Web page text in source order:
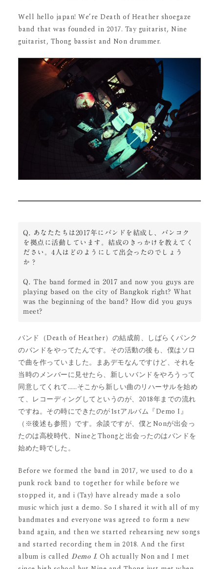
Well hello japan! We’re Death of Heather shoegaze
band that was founded in 2017. Tay guitarist, Nine
guitarist, Thong bassist and Non drummer.
Q. あなたたちは2017年にバンドを結成し、バンコク
を拠点に活動しています。結成のきっかけを教えてく
ださい。4人はどのようにして出会ったのでしょう
か？
Q. The band formed in 2017 and now you guys are
playing based on the city of Bangkok right? What
was the beginning of the band? How did you guys
meet?
バンド（Death of Heather）の結成前、しばらくパンク
のバンドをやってたんです。その活動の後も、僕はソロ
で曲を作っていました。まあデモなんですけど、それを
当時のメンバーに見せたら、新しいバンドをやろうって
同意してくれて……そこから新しい曲のリハーサルを始め
て、レコーディングしてというのが、2018年までの流れ
ですね。その時にできたのが1stアルバム『Demo I』
（※後述も参照）です。余談ですが、僕とNonが出会っ
たのは高校時代、NineとThongと出会ったのはバンドを
始めた時でした。
Before we formed the band in 2017, we used to do a
punk rock band to together for while before we
stopped it, and i (Tay) have already made a solo
music which just a demo. So I shared it with all of my
bandmates and everyone was agreed to form a new
band again, and then we started rehearsing new songs
and started recording them in 2018. And the first
album is calledDemo I. Oh actually Non and I met